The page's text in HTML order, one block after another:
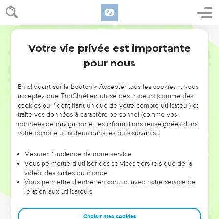
NE MANQUEZ PAS L’ÉVÉNEMENT
DE L’ANNÉE !
ET SI LEURS ERREURS POUVAIENT VOUS ÉVITER LES
VOTRES ?
leur foi ou leur vision. Mais on voit moins les doutes, les erreurs
et les saisons difficiles qu'ils ont traversés, alors même que ce
sont elles qui les ont façonnés.
Dans cette conférence, leaders, entrepreneurs, et responsables
clés pour avancer avec plus de sagesse afin que leurs erreurs
Votre vie privée est importante
pour nous
En cliquant sur le bouton « Accepter tous les cookies », vous
acceptez que TopChrétien utilise des traceurs (comme des
cookies ou l'identifiant unique de votre compte utilisateur) et
traite vos données à caractère personnel (comme vos
données de navigation et les informations renseignées dans
votre compte utilisateur) dans les buts suivants :
Mesurer l'audience de notre service
Vous permettre d'utiliser des services tiers tels que de la
vidéo, des cartes du monde…
Vous permettre d'entrer en contact avec notre service de
relation aux utilisateurs.
Choisir mes cookies